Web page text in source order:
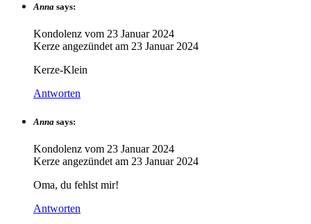
Anna says:
Kondolenz vom 23 Januar 2024
Kerze angezündet am 23 Januar 2024
Kerze-Klein
Antworten
Anna says:
Kondolenz vom 23 Januar 2024
Kerze angezündet am 23 Januar 2024
Oma, du fehlst mir!
Antworten